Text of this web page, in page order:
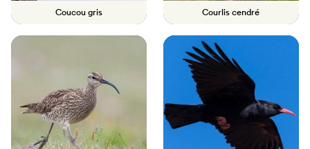
Coucou gris Courlis cendré